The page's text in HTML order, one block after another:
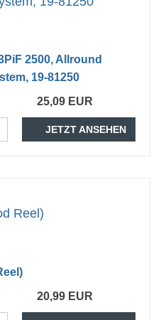
2500, Allround
19-81250
25,09 EUR
JETZT ANSEHEN
20,99 EUR